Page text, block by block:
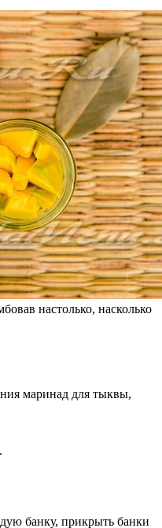
настолько, насколько
маринад для тыквы,
банку, прикрыть банки